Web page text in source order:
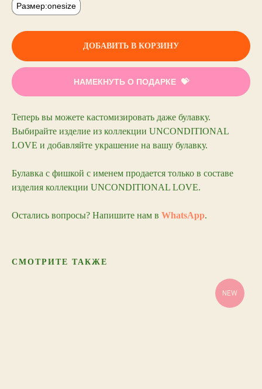
Размер:onesize
ДОБАВИТЬ В КОРЗИНУ
НАМЕКНУТЬ О ПОДАРКЕ
Теперь вы можете кастомизировать даже булавку.
Выбирайте изделие из коллекции UNCONDITIONAL
LOVE и добавляйте украшение на вашу булавку.
Булавка с фишкой с именем продается только в составе
изделия коллекции UNCONDITIONAL LOVE.
Остались вопросы? Напишите нам в WhatsApp.
СМОТРИТЕ ТАКЖЕ
NEW